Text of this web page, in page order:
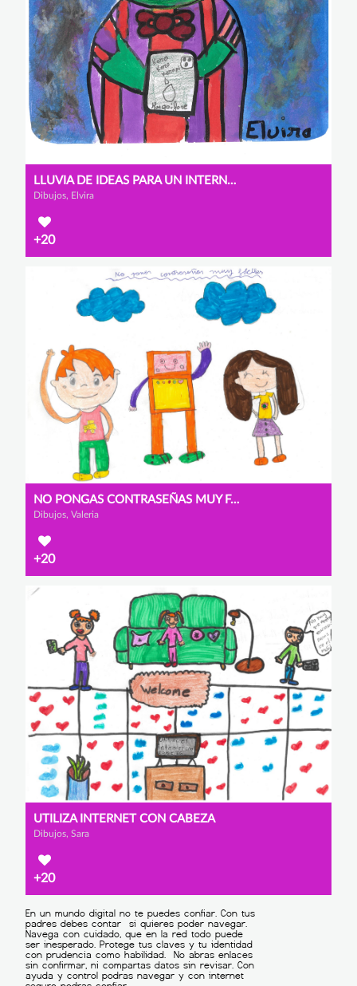
LLUVIA DE IDEAS PARA UN INTERNET SEGURO.
Dibujos, Elvira
+20
NO PONGAS CONTRASEÑAS MUY FÁCILES
Dibujos, Valeria
+20
UTILIZA INTERNET CON CABEZA
Dibujos, Sara
+20